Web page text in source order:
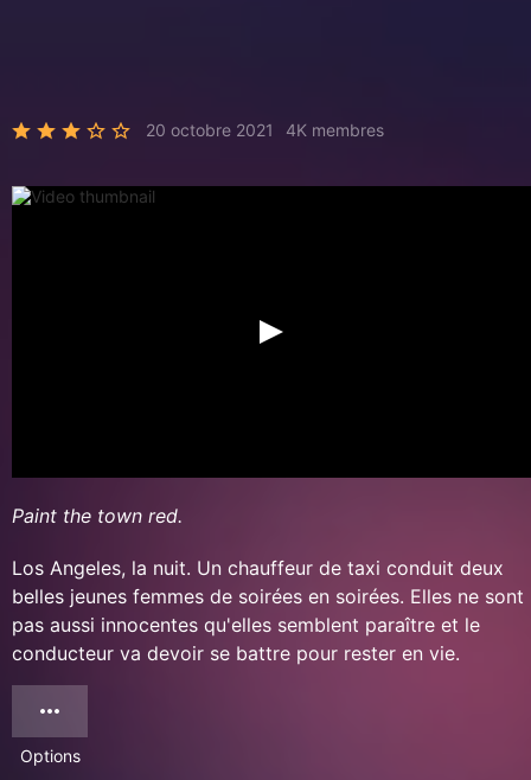
20 octobre 2021 4K membres
Paint the town red.
Los Angeles, la nuit. Un chauffeur de taxi conduit deux
belles jeunes femmes de soirées en soirées. Elles ne sont
pas aussi innocentes qu'elles semblent paraître et le
conducteur va devoir se battre pour rester en vie.
Options